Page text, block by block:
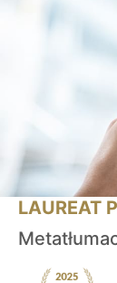
LAUREAT